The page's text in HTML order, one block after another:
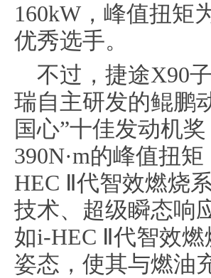
160kW，峰值扭矩
优秀选手。
不过，捷途X90
瑞自主研发的鲲鹏
国心”十佳发动机
390N·m的峰值扭
HEC Ⅱ代智效燃烧
技术、超级瞬态响
如i-HEC Ⅱ代智效
姿态，使其与燃油